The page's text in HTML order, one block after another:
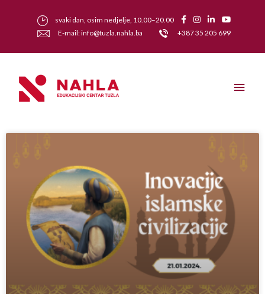
svaki dan, osim nedjelje, 10.00–20.00
E-mail: info@tuzla.nahla.ba
+387 35 205 699